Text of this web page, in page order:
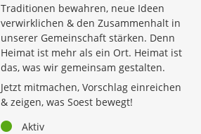
Traditionen bewahren, neue Ideen
verwirklichen & den Zusammenhalt in
unserer Gemeinschaft stärken. Denn
Heimat ist mehr als ein Ort. Heimat ist
das, was wir gemeinsam gestalten.
Jetzt mitmachen, Vorschlag einreichen
& zeigen, was Soest bewegt!
StatusAktiv